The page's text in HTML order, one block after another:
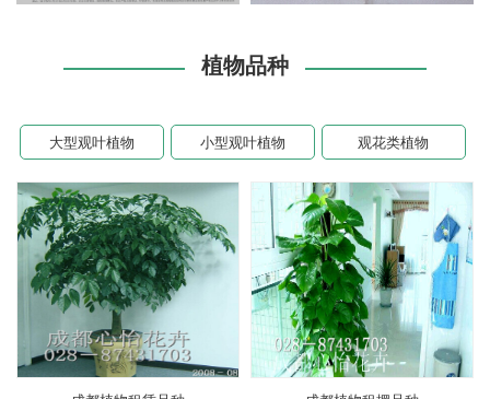
植物品种
大型观叶植物 小型观叶植物 观花类植物